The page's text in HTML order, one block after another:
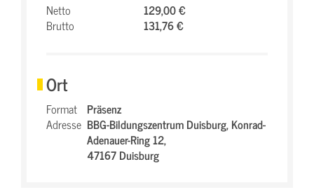
Netto
129,00 €
Brutto
131,76 €
Ort
Format Präsenz
Adresse BBG-Bildungszentrum Duisburg,Konrad-
Adenauer-Ring 12,
47167 Duisburg